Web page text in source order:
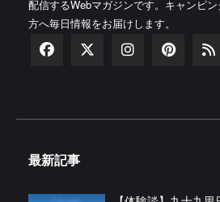
配信するWebマガジンです。キャンピ
方へ毎日情報をお届けします。
最新記事